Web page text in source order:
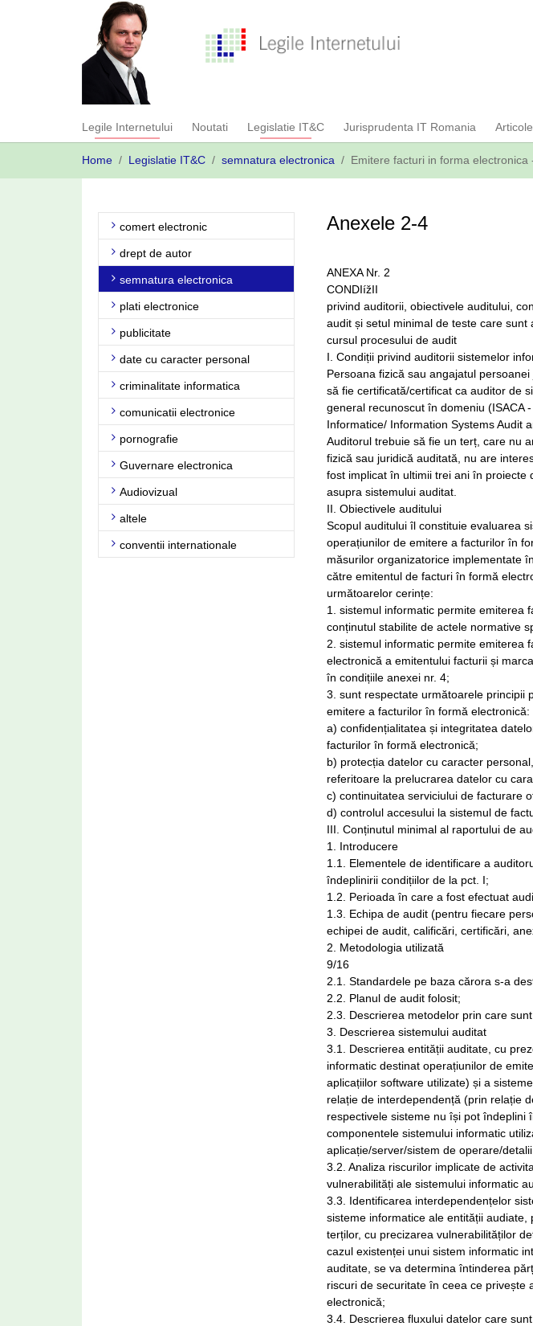
Legile Internetului Noutati Legislatie IT&C Jurisprudenta IT Romania
are
Home Legislatie IT&C semnatura electronica Emitere facturi in forma electronica
comert electronic
drept de autor
semnatura electronica
plati electronice
publicitate
date cu caracter personal
criminalitate informatica
comunicatii electronice
pornografie
Guvernare electronica
Audiovizual
altele
conventii internationale
Anexele 2-4
ANEXA Nr. 2
CONDIížII
privind auditorii, obiectivele auditului,
audit și setul minimal de teste care sunt
cursul procesului de audit
I. Condiții privind auditorii sistemelor
Persoana fizică sau angajatul
să fie certificată/certificat ca auditor de
general recunoscut în domeniu (ISACA
Informatice/ Information Systems Audit
Auditorul trebuie să fie un terț, care nu
fizică sau juridică auditată, nu are
fost implicat în ultimii trei ani în
asupra sistemului auditat.
II. Obiectivele auditului
Scopul auditului îl constituie evaluarea
operațiunilor de emitere a facturilor în
măsurilor organizatorice implementate
către emitentul de facturi în formă
următoarelor cerințe:
1. sistemul informatic permite emiterea
conținutul stabilite de actele normative
2. sistemul informatic permite emiterea
electronică a emitentului facturii și
în condițiile anexei nr. 4;
3. sunt respectate următoarele principii
emitere a facturilor în formă electronică:
a) confidențialitatea și integritatea
facturilor în formă electronică;
b) protecția datelor cu caracter
referitoare la prelucrarea datelor cu
c) continuitatea serviciului de facturare
d) controlul accesului la sistemul de
III. Conținutul minimal al raportului de
1. Introducere
1.1. Elementele de identificare a
îndeplinirii condițiilor de la pct. I;
1.2. Perioada în care a fost efectuat
1.3. Echipa de audit (pentru fiecare
echipei de audit, calificări, certificări,
2. Metodologia utilizată
9/16
2.1. Standardele pe baza cărora s-a
2.2. Planul de audit folosit;
2.3. Descrierea metodelor prin care
3. Descrierea sistemului auditat
3.1. Descrierea entității auditate, cu
informatic destinat operațiunilor de
aplicațiilor software utilizate) și a
relație de interdependență (prin relație
respectivele sisteme nu își pot
componentele sistemului informatic
aplicație/server/sistem de operare/
3.2. Analiza riscurilor implicate de
vulnerabilități ale sistemului informatic
3.3. Identificarea interdependențelor
sisteme informatice ale entității
terților, cu precizarea vulnerabilităților
cazul existenței unui sistem informatic
auditate, se va determina întinderea
riscuri de securitate în ceea ce privește
electronică;
3.4. Descrierea fluxului datelor care